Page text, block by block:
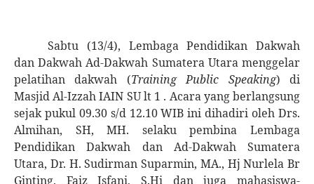
Sabtu (13/4), Lembaga Pendidikan Dakwah
dan Dakwah Ad-Dakwah Sumatera Utara menggelar
pelatihan dakwah (Training Public Speaking) di
Masjid Al-Izzah IAIN SU lt 1 . Acara yang berlangsung
sejak pukul 09.30 s/d 12.10 WIB ini dihadiri oleh Drs.
Almihan, SH, MH. selaku pembina Lembaga
Pendidikan Dakwah dan Ad-Dakwah Sumatera
Utara, Dr. H. Sudirman Suparmin, MA., Hj Nurlela Br
Ginting, Faiz Isfani, S.Hi dan juga mahasiswa-